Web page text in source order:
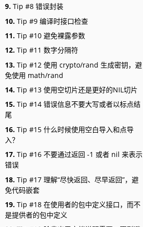
9. Tip #8 错误封装
10. Tip #9 编译时接口检查
11. Tip #10 避免裸露参数
12. Tip #11 数字分隔符
13. Tip #12 使用 crypto/rand 生成密钥，避
免使用 math/rand
14. Tip #13 使用空切片还是更好的NIL切片
15. Tip #14 错误信息不要大写或者以标点结
尾
16. Tip #15 什么时候使用空白导入和点导
入？
17. Tip #16 不要通过返回 -1 或者 nil 来表示
错误
18. Tip #17 理解“尽快返回、尽早返回”，避
免代码嵌套
19. Tip #18 在使用者的包中定义接口，而不
是提供者的包中定义